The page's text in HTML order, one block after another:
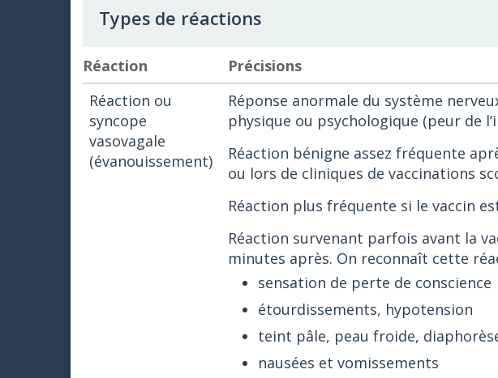
Types de réactions
Réaction
Précisions
Réaction ou
syncope
vasovagale
(évanouissement)
Réponse anormale du système
physique ou psychologique (peur de
Réaction bénigne assez fréquente
ou lors de cliniques de vaccinations
Réaction plus fréquente si le vaccin
Réaction survenant parfois avant la
minutes après. On reconnaît cette
sensation de perte de conscience
étourdissements, hypotension
teint pâle, peau froide,
nausées et vomissements